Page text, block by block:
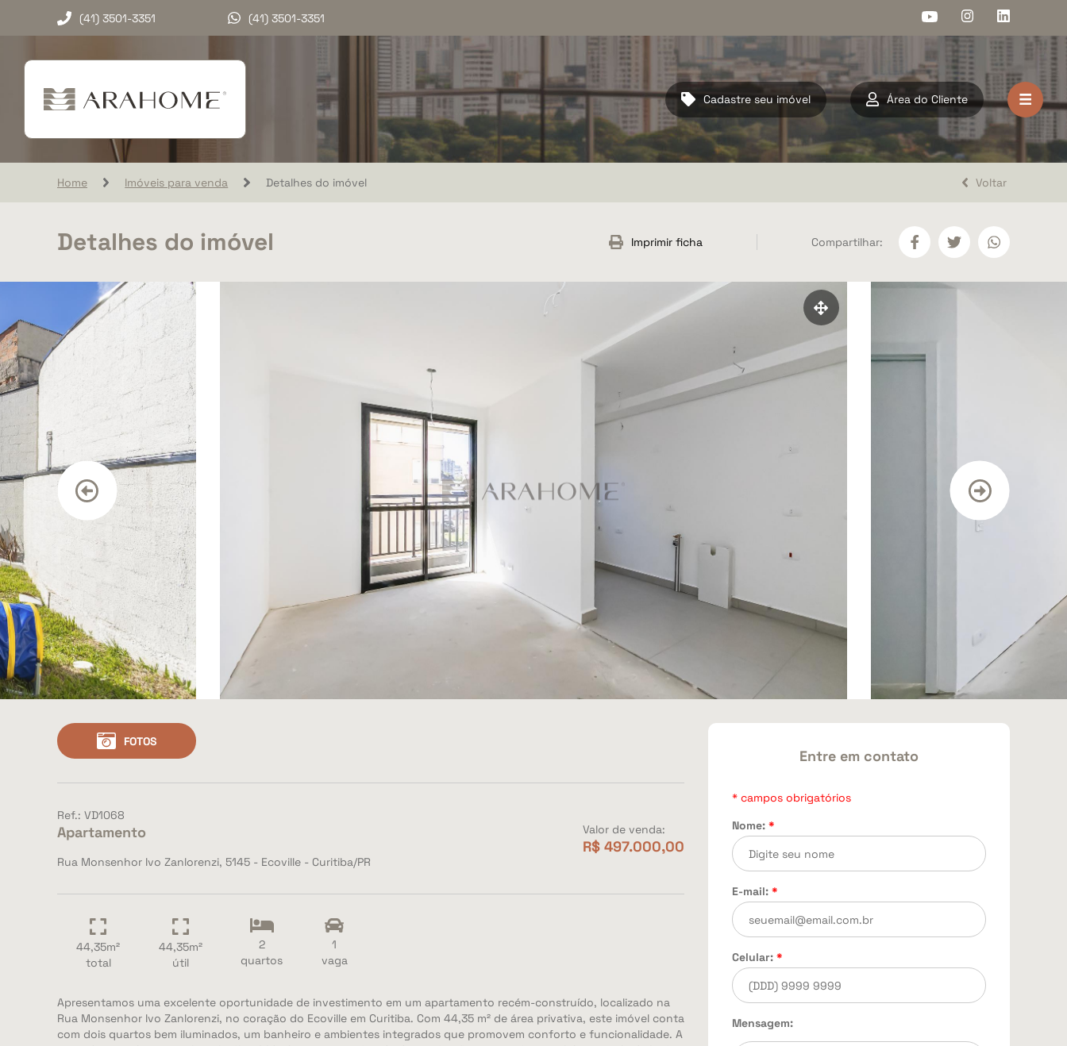
(41) 3501-3351 (41) 3501-3351
Cadastre seu imóvel
Área do Cliente
HOME
VENDA
LANÇAMENTOS
DOCUMENTOS
A ARAHOME
Home Imóveis para venda Detalhes do imóvel Voltar
Detalhes do imóvel Imprimir ficha Compartilhar:
FOTOS
Ref.: VD1068
Apartamento
Rua Monsenhor Ivo Zanlorenzi, 5145 - Ecoville - Curitiba/PR
Valor de venda:
R$ 497.000,00
44,35m²
total
44,35m²
útil
2
quartos
1
vaga
Apresentamos uma excelente oportunidade de investimento em um apartamento recém-construído, localizado na
Rua Monsenhor Ivo Zanlorenzi, no coração do Ecoville em Curitiba. Com 44,35 m² de área privativa, este imóvel conta
com dois quartos bem iluminados, um banheiro e ambientes integrados que promovem conforto e funcionalidade. A
Entre em contato
* campos obrigatórios
Nome:*
E-mail:*
Celular:*
Mensagem: